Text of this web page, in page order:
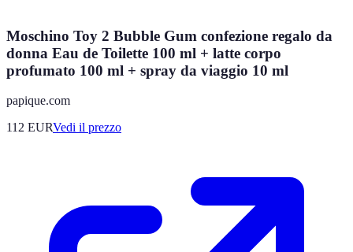
Moschino Toy 2 Bubble Gum confezione regalo da
donna Eau de Toilette 100 ml + latte corpo
profumato 100 ml + spray da viaggio 10 ml
papique.com
112 EURVedi il prezzo